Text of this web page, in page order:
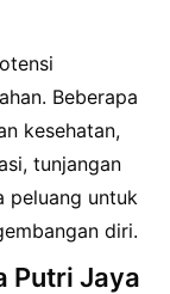
Beberapa
kesehatan,
tunjangan
peluang untuk
diri.
Putri Jaya